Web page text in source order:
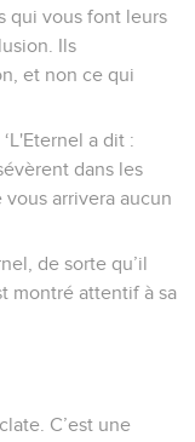
qui vous font leurs
Ils
et non ce qui
a dit :
dans les
arrivera aucun
de sorte qu’il
montré attentif à sa
C’est une